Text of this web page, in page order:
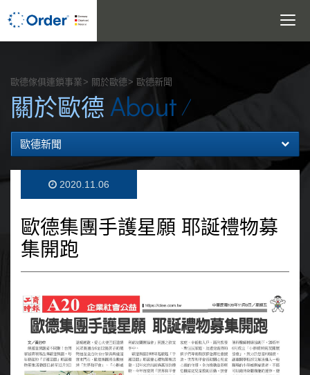
Toggle
歐德傢俱連鎖事業 關於歐德 歐德新聞
關於歐德 About
歐德新聞
2020.11.06
歐德集團手護星願 耶誕禮物募
集開跑